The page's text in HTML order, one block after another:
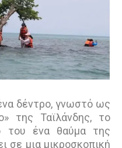
δέντρο, γνωστό ως
της Ταϊλάνδης, το
του ένα θαύμα της
σε μια μικροσκοπική